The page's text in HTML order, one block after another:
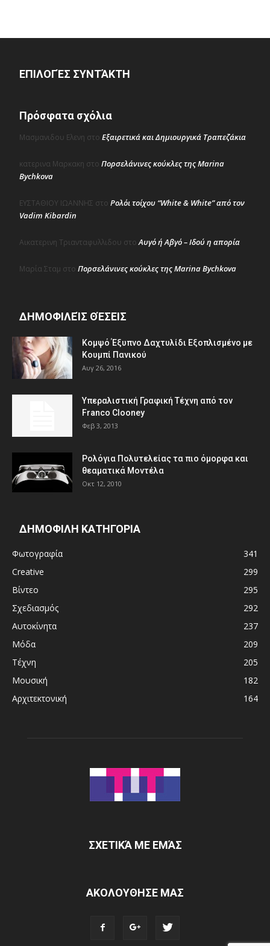
ΕΠΙΛΟΓΈΣ ΣΥΝΤΆΚΤΗ
Πρόσφατα σχόλια
Μασμανιδου Ελενη στο Εξαιρετικά και Δημιουργικά Τραπεζάκια
κατερινα Μαρκακη στο Πορσελάνινες κούκλες της Marina
Bychkova
ΕΥΣΤΑΘΙΟΥ ΙΩΑΝΝΗΣ στο Ρολόι τοίχου “White & White” από τον
Vadim Kibardin
Αικατερινη Τριανταφυλλιδου στοΑυγό ή Αβγό – Ιδού η απορία
Μαρία Σταμ στο Πορσελάνινες κούκλες της Marina Bychkova
ΔΗΜΟΦΙΛΕΊΣ ΘΈΣΕΙΣ
Κομψό Έξυπνο Δαχτυλίδι Εξοπλισμένο με
Κουμπί Πανικού
Αυγ 26, 2016
Υπεραλιστική Γραφική Τέχνη από τον
Franco Clooney
Φεβ 3, 2013
Ρολόγια Πολυτελείας τα πιο όμορφα και
θεαματικά Μοντέλα
Οκτ 12, 2010
ΔΗΜΟΦΙΛΗ ΚΑΤΗΓΟΡΙΑ
Φωτογραφία
341
Creative
299
Βίντεο
295
Σχεδιασμός
292
Αυτοκίνητα
237
Μόδα
209
Τέχνη
205
Μουσική
182
Αρχιτεκτονική
164
ΣΧΕΤΙΚΆ ΜΕ ΕΜΆΣ
ΑΚΟΛΟΥΘΗΣΕ ΜΑΣ